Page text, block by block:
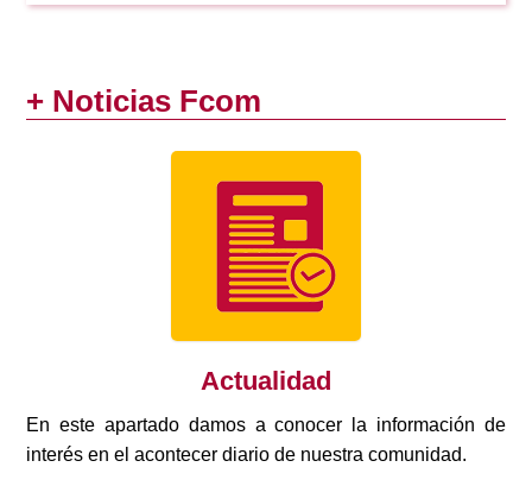
+ Noticias Fcom
Actualidad
En este apartado damos a conocer la información de
interés en el acontecer diario de nuestra comunidad.